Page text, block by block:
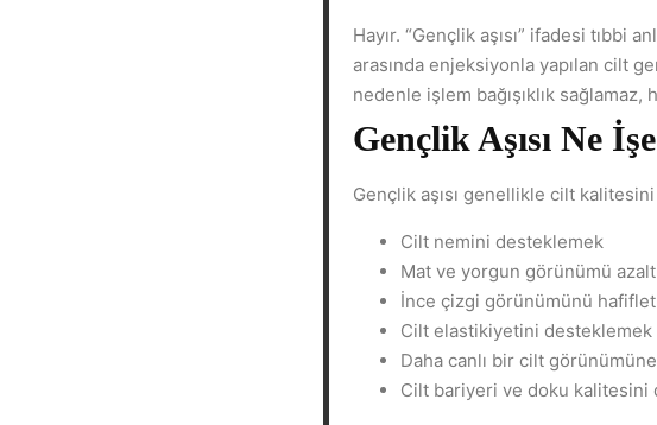
Hayır. “Gençlik aşısı” ifadesi tıbbi
arasında enjeksiyonla yapılan cilt
nedenle işlem bağışıklık sağlamaz,
Gençlik Aşısı Ne
Gençlik aşısı genellikle cilt
Cilt nemini desteklemek
Mat ve yorgun görünümü
İnce çizgi görünümünü
Cilt elastikiyetini desteklemek
Daha canlı bir cilt
Cilt bariyeri ve doku kalitesini